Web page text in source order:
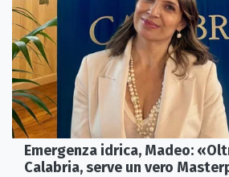
Emergenza idrica, Madeo:
Calabria, serve un vero